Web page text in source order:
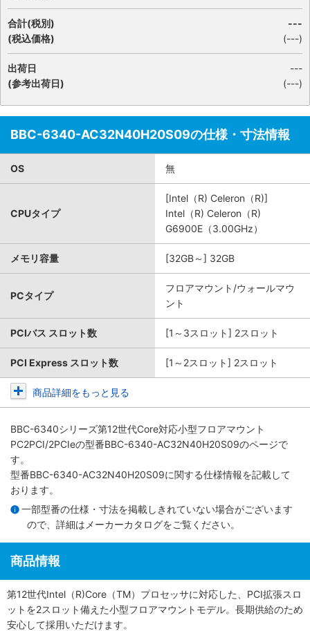
合計(税別)
(税込価格)
---
(---)
出荷日
(参考出荷日)
---
(---)
BBC-6340-AC32N40H20S09の仕様・寸法情報
OS 無
CPUタイプ
[Intel（R) Celeron（R)]
Intel（R) Celeron（R)
G6900E（3.00GHz）
メモリ容量 [32GB～] 32GB
PCタイプ
フロアマウント/ウォールマウ
ント
PCIバス スロット数 [1～3スロット] 2スロット
PCI Express スロット数 [1～2スロット] 2スロット
商品詳細をもっと見る
BBC-6340シリーズ第12世代Core対応小型フロアマウント
PC2PCI/2PCIeの型番BBC-6340-AC32N40H20S09のページで
す。
型番BBC-6340-AC32N40H20S09に関する仕様情報を記載して
おります。
一部型番の仕様・寸法を掲載しきれていない場合がございます
ので、詳細は メーカーカタログをご覧ください。
商品情報
第12世代Intel（R)Core（TM）プロセッサに対応した、PCI拡張スロ
ットを2スロット備えた小型フロアマウントモデル。長期供給のため
安心して採用いただけます。